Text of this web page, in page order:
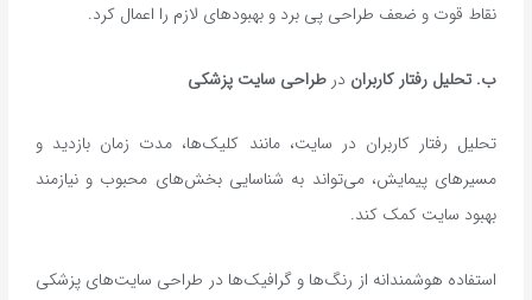
نقاط قوت و ضعف طراحی پی برد و بهبودهای لازم را اعمال کرد.
ب. تحلیل رفتار کاربران در طراحی سایت پزشکی
تحلیل رفتار کاربران در سایت، مانند کلیک‌ها، مدت زمان بازدید و
مسیرهای پیمایش، می‌تواند به شناسایی بخش‌های محبوب و نیازمند
بهبود سایت کمک کند.
استفاده هوشمندانه از رنگ‌ها و گرافیک‌ها در طراحی سایت‌های پزشکی